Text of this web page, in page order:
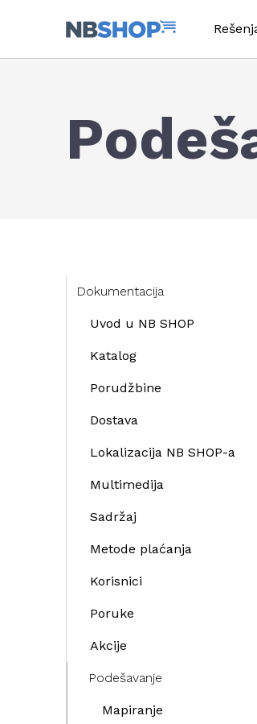
Dokumentacija
Uvod u NB SHOP
Katalog
Porudžbine
Dostava
Lokalizacija NB SHOP-a
Multimedija
Sadržaj
Metode plaćanja
Korisnici
Poruke
Akcije
Podešavanje
Mapiranje